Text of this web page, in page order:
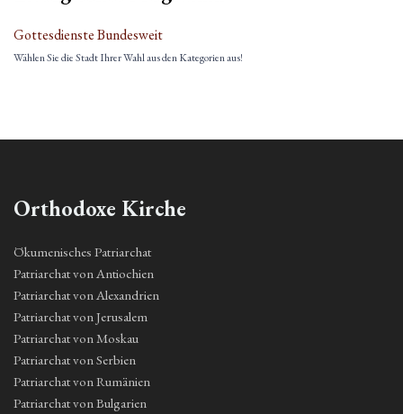
Gottesdienste Bundesweit
Wählen Sie die Stadt Ihrer Wahl aus den Kategorien aus!
Orthodoxe Kirche
Ökumenisches Patriarchat
Patriarchat von Antiochien
Patriarchat von Alexandrien
Patriarchat von Jerusalem
Patriarchat von Moskau
Patriarchat von Serbien
Patriarchat von Rumänien
Patriarchat von Bulgarien